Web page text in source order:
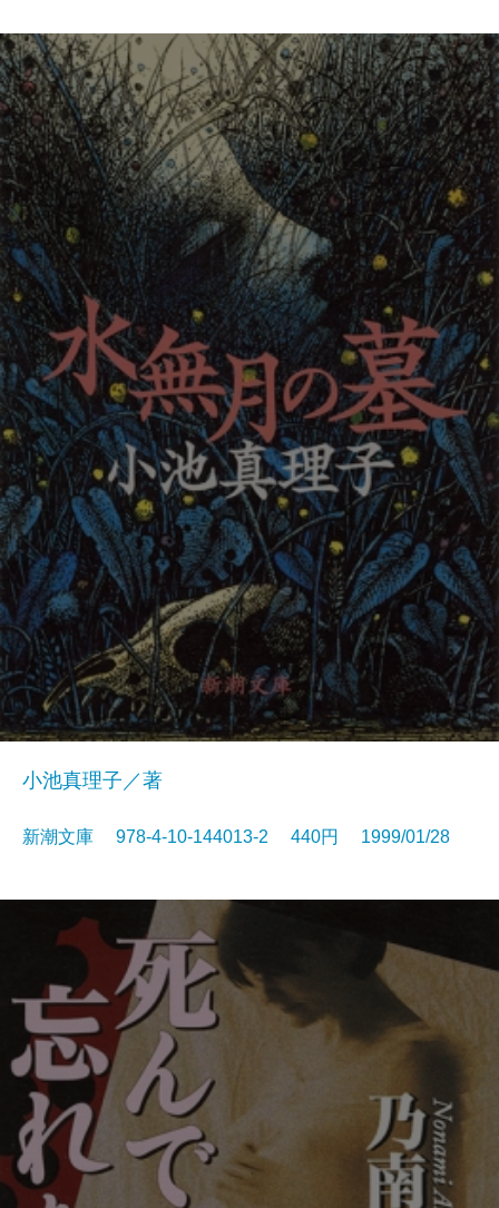
小池真理子／著
新潮文庫 978-4-10-144013-2 440円 1999/01/28